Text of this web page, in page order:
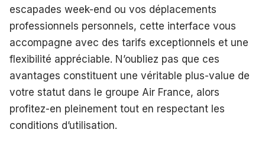
escapades week-end ou vos déplacements
professionnels personnels, cette interface vous
accompagne avec des tarifs exceptionnels et une
flexibilité appréciable. N’oubliez pas que ces
avantages constituent une véritable plus-value de
votre statut dans le groupe Air France, alors
profitez-en pleinement tout en respectant les
conditions d’utilisation.